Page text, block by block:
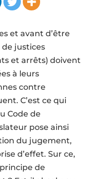
et avant d’être
de justices
et arrêts) doivent
à leurs
contre
C’est ce qui
Code de
pose ainsi
du jugement,
d’effet. Sur ce,
de